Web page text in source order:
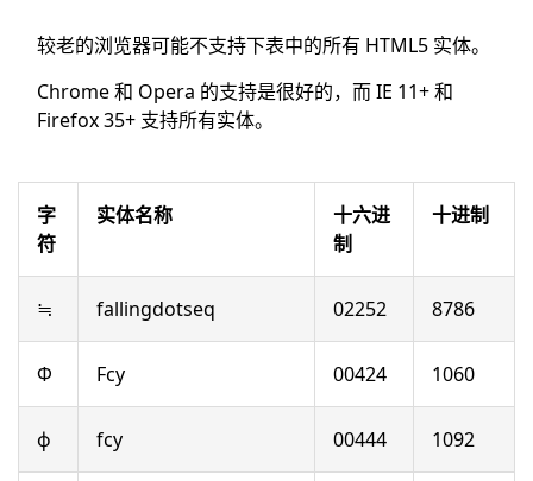
较老的浏览器可能不支持下表中的所有 HTML5 实体。
Chrome 和 Opera 的支持是很好的，而 IE 11+ 和
Firefox 35+ 支持所有实体。
字
符
实体名称
十六进
制
十进制
≒ fallingdotseq 02252 8786
Ф Fcy 00424 1060
ф fcy 00444 1092